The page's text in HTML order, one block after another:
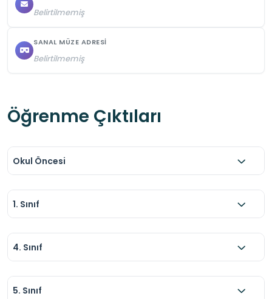
haber verilmelidir.
Belirtilmemiş
SANAL MÜZE ADRESI
Belirtilmemiş
Öğrenme Çıktıları
Okul Öncesi
1. Sınıf
4. Sınıf
5. Sınıf